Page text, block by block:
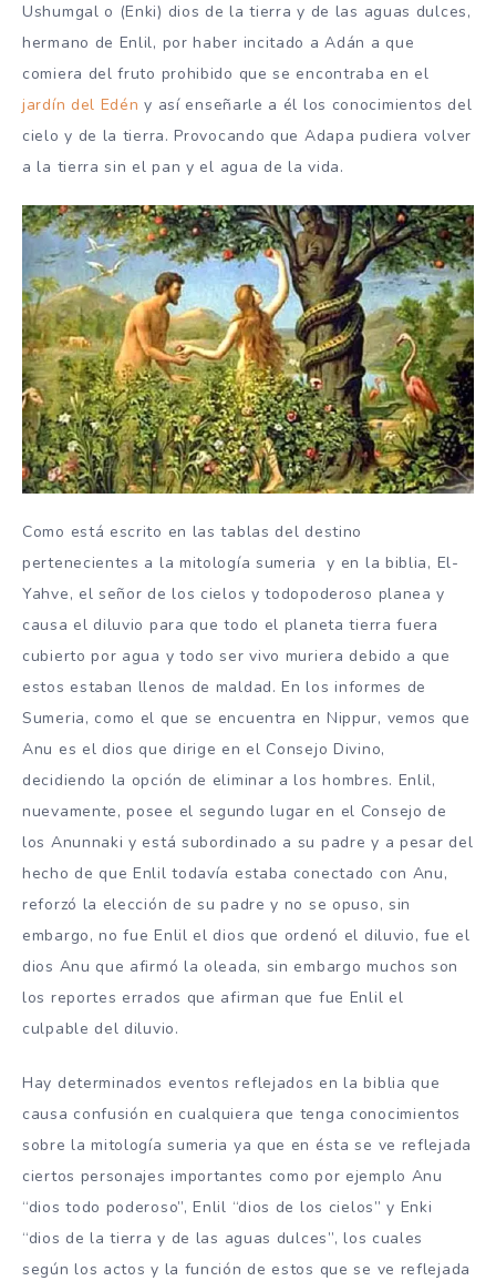
Ushumgal o (Enki) dios de la tierra y de las aguas dulces,
hermano de Enlil, por haber incitado a Adán a que
comiera del fruto prohibido que se encontraba en el
jardín del Edén y así enseñarle a él los conocimientos del
cielo y de la tierra. Provocando que Adapa pudiera volver
a la tierra sin el pan y el agua de la vida.
Como está escrito en las tablas del destino
pertenecientes a la mitología sumeria y en la biblia, El-
Yahve, el señor de los cielos y todopoderoso planea y
causa el diluvio para que todo el planeta tierra fuera
cubierto por agua y todo ser vivo muriera debido a que
estos estaban llenos de maldad. En los informes de
Sumeria, como el que se encuentra en Nippur, vemos que
Anu es el dios que dirige en el Consejo Divino,
decidiendo la opción de eliminar a los hombres. Enlil,
nuevamente, posee el segundo lugar en el Consejo de
los Anunnaki y está subordinado a su padre y a pesar del
hecho de que Enlil todavía estaba conectado con Anu,
reforzó la elección de su padre y no se opuso, sin
embargo, no fue Enlil el dios que ordenó el diluvio, fue el
dios Anu que afirmó la oleada, sin embargo muchos son
los reportes errados que afirman que fue Enlil el
culpable del diluvio.
Hay determinados eventos reflejados en la biblia que
causa confusión en cualquiera que tenga conocimientos
sobre la mitología sumeria ya que en ésta se ve reflejada
ciertos personajes importantes como por ejemplo Anu
“dios todo poderoso”, Enlil “dios de los cielos” y Enki
“dios de la tierra y de las aguas dulces”, los cuales
según los actos y la función de estos que se ve reflejada